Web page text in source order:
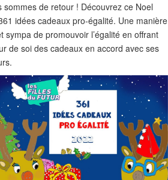
sommes de retour ! Découvrez ce Noel
idées cadeaux pro-égalité. Une manière
sympa de promouvoir l’égalité en offrant
de soi des cadeaux en accord avec ses